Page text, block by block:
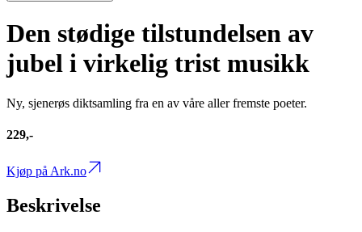
Den stødige tilstundelsen av
jubel i virkelig trist musikk
Ny, sjenerøs diktsamling fra en av våre aller fremste poeter.
229,-
Kjøp på Ark.no
Beskrivelse